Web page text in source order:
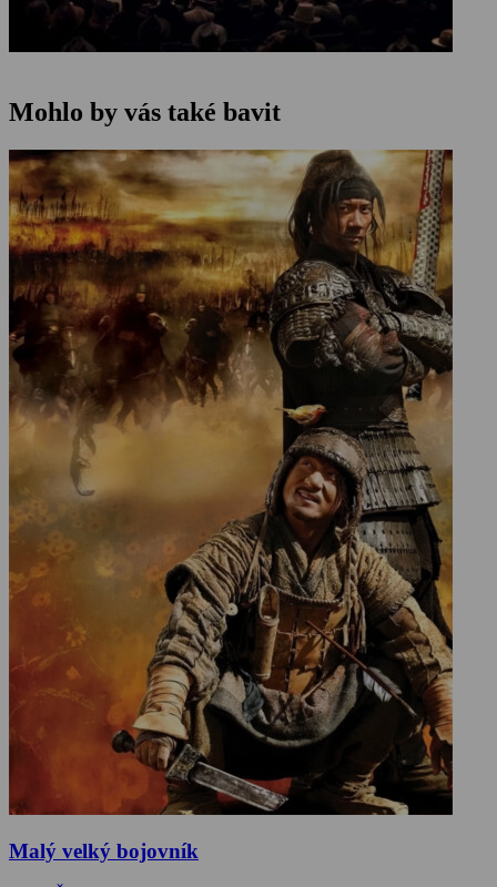
Mohlo by vás také bavit
Malý velký bojovník